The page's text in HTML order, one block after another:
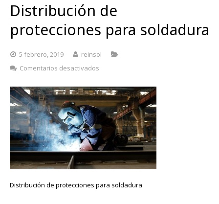
Distribución de
protecciones para soldadura
5 febrero, 2019
reinsol
Comentarios desactivados
de
protecciones
para
soldadura
Distribución de protecciones para soldadura